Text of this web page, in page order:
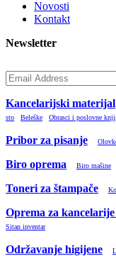
Novosti
Kontakt
Newsletter
Kancelarijski materijal
sto
Beleške Obrasci i poslovne
Pribor za pisanje
Biro oprema Biro mašine
Toneri za štampače
Oprema za
Sitan inventar
Održavanje higijene